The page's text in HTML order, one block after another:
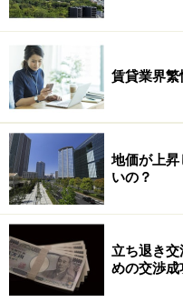
良縁に恵まれず独身だ
が相続を受けて相続税
ました。
女性オーナーは、息子
の口座は、私が勝手に
与されていなかったと
ずせないのでしょうか
た。
通常は、贈与された人
人が自由に使える状態
賃貸業界
地価が上昇
いの？
立ち退き
めの交渉成